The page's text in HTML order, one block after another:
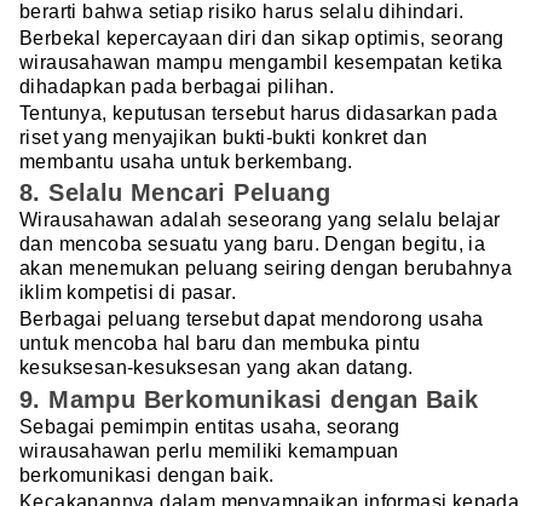
berarti bahwa setiap risiko harus selalu dihindari.
Berbekal kepercayaan diri dan sikap optimis, seorang
wirausahawan mampu mengambil kesempatan ketika
dihadapkan pada berbagai pilihan.
Tentunya, keputusan tersebut harus didasarkan pada
riset yang menyajikan bukti-bukti konkret dan
membantu usaha untuk berkembang.
8. Selalu Mencari Peluang
Wirausahawan adalah seseorang yang selalu belajar
dan mencoba sesuatu yang baru. Dengan begitu, ia
akan menemukan peluang seiring dengan berubahnya
iklim kompetisi di pasar.
Berbagai peluang tersebut dapat mendorong usaha
untuk mencoba hal baru dan membuka pintu
kesuksesan-kesuksesan yang akan datang.
9. Mampu Berkomunikasi dengan Baik
Sebagai pemimpin entitas usaha, seorang
wirausahawan perlu memiliki kemampuan
berkomunikasi dengan baik.
Kecakapannya dalam menyampaikan informasi kepada